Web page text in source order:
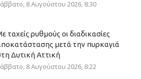
8 Αυγούστου 2026, 8:30
ταχείς ρυθμούς οι διαδικασίες
μετά την πυρκαγιά
Δυτική Αττική
8 Αυγούστου 2026, 8:22